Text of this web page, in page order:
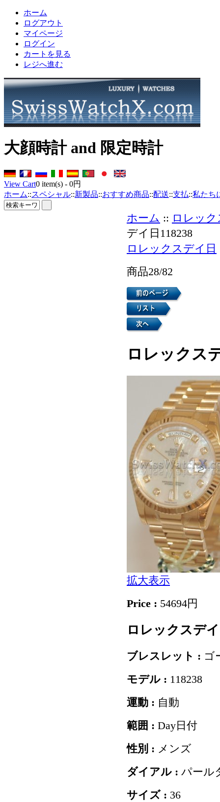
ホーム
ログアウト
マイページ
ログイン
カートを見る
レジへ進む
大顔時計 and 限定時計
View Cart0 item(s) - 0円
ホーム::スペシャル::新製品::おすすめ商品::配送::支払::私たち
ホーム :: ロレック
デイ日118238
ロレックスデイ日
商品28/82
ロレックス
拡大表示
Price : 54694円
ロレックスデ
ブレスレット : ゴ
モデル : 118238
運動 : 自動
範囲 : Day日付
性別 : メンズ
ダイアル : パール
サイズ : 36